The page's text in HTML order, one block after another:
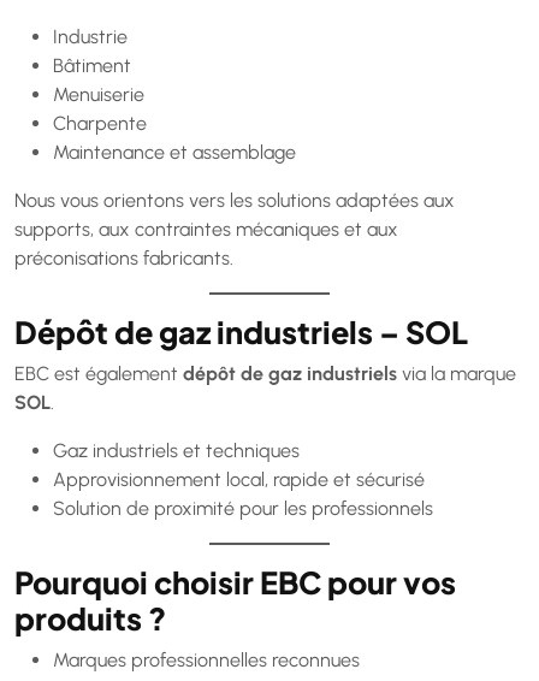
Industrie
Bâtiment
Menuiserie
Charpente
Maintenance et assemblage
Nous vous orientons vers les solutions adaptées aux
supports, aux contraintes mécaniques et aux
préconisations fabricants.
Dépôt de gaz industriels – SOL
EBC est également dépôt de gaz industriels via la marque
SOL.
Gaz industriels et techniques
Approvisionnement local, rapide et sécurisé
Solution de proximité pour les professionnels
Pourquoi choisir EBC pour vos
produits ?
Marques professionnelles reconnues